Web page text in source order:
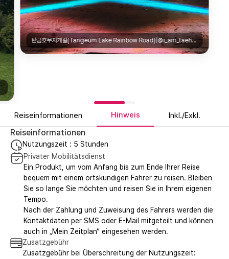
탄금호무지개길(Tangeum Lake Rainbow Road)|@i_am_taehyeon
Reiseinformationen Hinweis Inkl./Exkl.
Reiseinformationen
Nutzungszeit : 5 Stunden
Privater Mobilitätsdienst
Ein Produkt, um vom Anfang bis zum Ende Ihrer Reise
bequem mit einem ortskundigen Fahrer zu reisen. Bleiben
Sie so lange Sie möchten und reisen Sie in Ihrem eigenen
Tempo.
Nach der Zahlung und Zuweisung des Fahrers werden die
Kontaktdaten per SMS oder E-Mail mitgeteilt und können
auch in „Mein Zeitplan“ eingesehen werden.
Zusatzgebühr
Zusatzgebühr bei Überschreitung der Nutzungszeit: